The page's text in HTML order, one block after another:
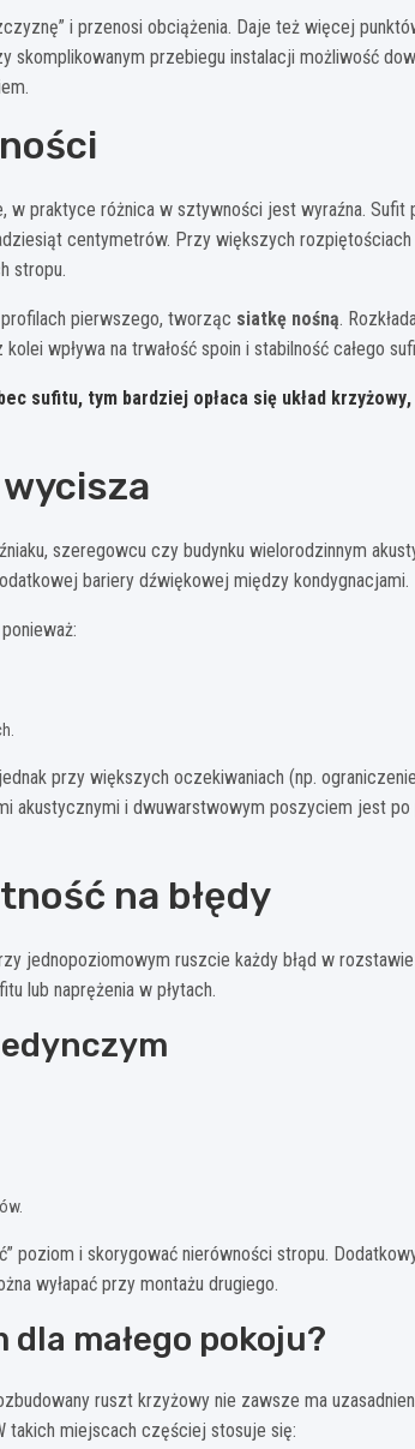
i przenosi obciążenia. Daje też więcej
skomplikowanym przebiegu instalacji możliwość
w praktyce różnica w sztywności jest wyraźna. Sufit
centymetrów. Przy większych
stropu.
pierwszego, tworząc siatkę nośną.
wpływa na trwałość spoin i stabilność całego
sufitu, tym bardziej opłaca się układ krzyżowy
szeregowcu czy budynku wielorodzinnym
bariery dźwiękowej między kondygnacjami.
przy większych oczekiwaniach (np. ograniczenie
akustycznymi i dwuwarstwowym poszyciem jest po
na błędy
jednopoziomowym ruszcie każdy błąd w
lub naprężenia w płytach.
poziom i skorygować nierówności stropu.
wyłapać przy montażu drugiego.
małego pokoju?
ruszt krzyżowy nie zawsze ma
takich miejscach częściej stosuje się: